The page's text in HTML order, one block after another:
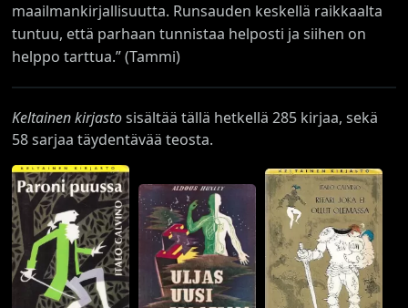
maailmankirjallisuutta. Runsauden keskellä raikkaalta
tuntuu, että parhaan tunnistaa helposti ja siihen on
helppo tarttua.” (Tammi)
Keltainen kirjastosisältää tällä hetkellä 285 kirjaa, sekä
58 sarjaa täydentävää teosta.